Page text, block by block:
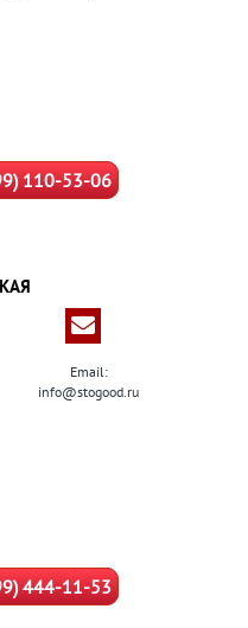
110-53-06
Email:
info@stogood.ru
444-11-53